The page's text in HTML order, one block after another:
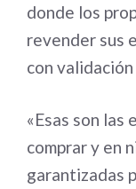
donde los
revender sus
con
«Esas son las
comprar y en
garantizadas